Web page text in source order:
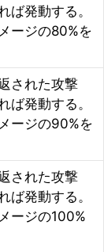
ば発動する。
ージの80%を
された攻撃
ば発動する。
ージの90%を
された攻撃
ば発動する。
ージの100%